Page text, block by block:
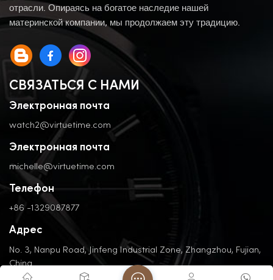
отрасли. Опираясь на богатое наследие нашей
материнской компании, мы продолжаем эту традицию.
СВЯЗАТЬСЯ С НАМИ
Электронная почта
watch2@virtuetime.com
Электронная почта
michelle@virtuetime.com
Телефон
+86 -1329087877
Адрес
No. 3, Nanpu Road, Jinfeng Industrial Zone, Zhangzhou, Fujian,
China